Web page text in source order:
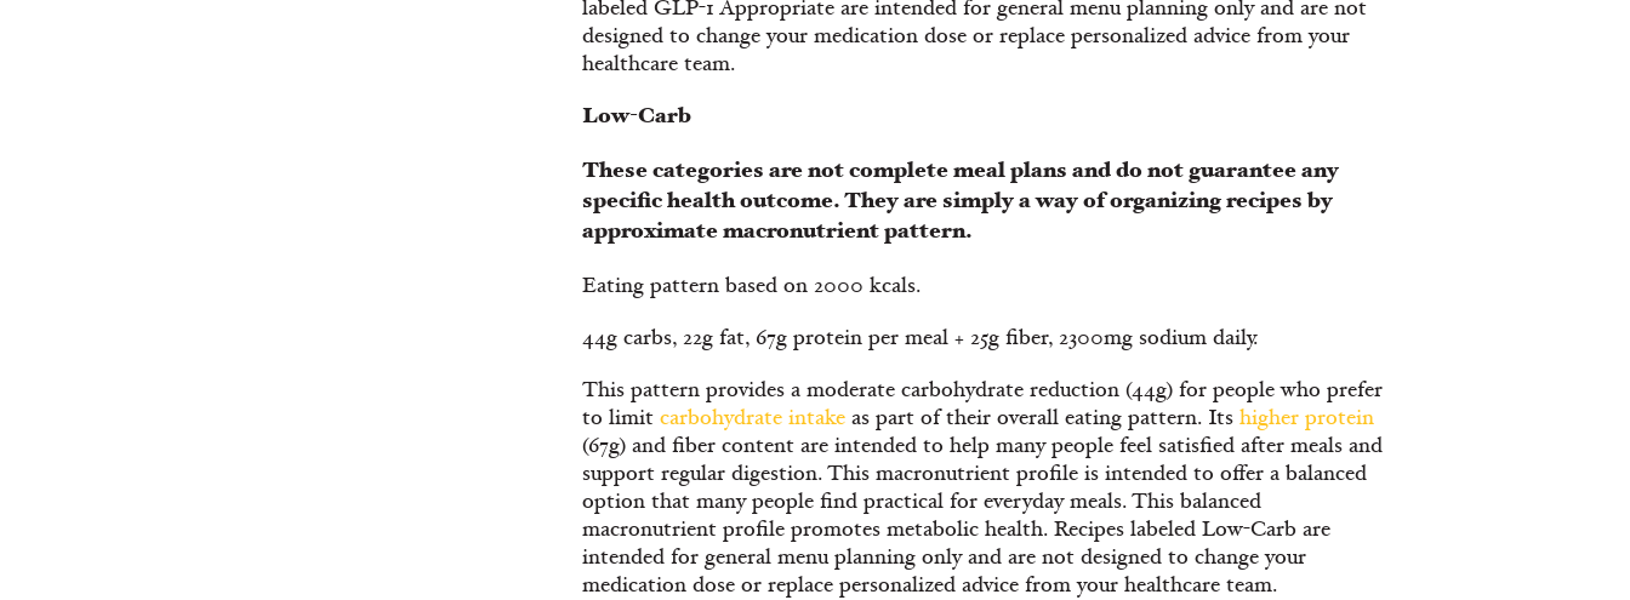
labeled GLP-1 Appropriate are intended for general menu planning only and are not
designed to change your medication dose or replace personalized advice from your
healthcare team.
Low-Carb
These categories are not complete meal plans and do not guarantee any
specific health outcome. They are simply a way of organizing recipes by
approximate macronutrient pattern.
Eating pattern based on 2000 kcals.
44g carbs, 22g fat, 67g protein per meal + 25g fiber, 2300mg sodium daily.
This pattern provides a moderate carbohydrate reduction (44g) for people who prefer
to limit carbohydrate intake as part of their overall eating pattern. Its higher protein
(67g) and fiber content are intended to help many people feel satisfied after meals and
support regular digestion. This macronutrient profile is intended to offer a balanced
option that many people find practical for everyday meals. This balanced
macronutrient profile promotes metabolic health. Recipes labeled Low-Carb are
intended for general menu planning only and are not designed to change your
medication dose or replace personalized advice from your healthcare team.